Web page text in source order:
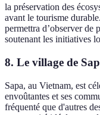
la préservation des
avant le tourisme
permettra d’observer de
soutenant les initiatives
8. Le village de
Sapa, au Vietnam, est
envoûtantes et ses
fréquenté que d'autres